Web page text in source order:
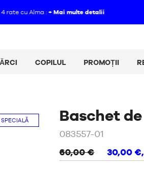
multe detalii
COPILUL PROMOȚII
Baschet
083557-01
60,00 € 30,00 €
SPECIALĂ